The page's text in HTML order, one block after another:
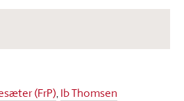
(FrP),Ib Thomsen